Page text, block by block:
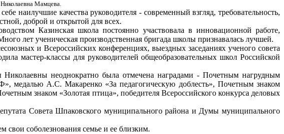
Мамцева.
наилучшие качества руководителя - современный взгляд, требовательность,
доброй и открытой для всех.
Казинская школа постоянно участвовала в инновационной работе,
лет ученическая производственная бригада школы признавалась лучшей.
и Всероссийских конференциях, выездных заседаниях ученого совета
мастер-классы для руководителей общеобразовательных школ Российской
Николаевны неоднократно была отмечена наградами - Почетным нагрудным
медалью А.С. Макаренко «За педагогическую доблесть», Почетным знаком
знаком «Золотая птица», победителя Всероссийского конкурса деловых
Совета Шпаковского муниципального района и Думы муниципального
свои соболезнования семье и ее близким.